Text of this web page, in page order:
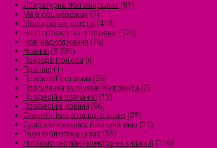
Літературна Житомирщина (81)
Ми в соцмережах (7)
Молодіжний простір (419)
Наші проєкти та програми (125)
Нові надходження (76)
Новини (3 236)
Природа Полісся (6)
Про нас (1)
Проєкти/Програми (35)
Прогулянка вулицями Житомира (2)
Професійні навчання (12)
Професійні новини (96)
Славетні імена нашого краю (35)
Сузірʼя книжкових благодійників (26)
Твоя бібліотека читає (55)
Читаємо онлайн (електронні книжки) (156)